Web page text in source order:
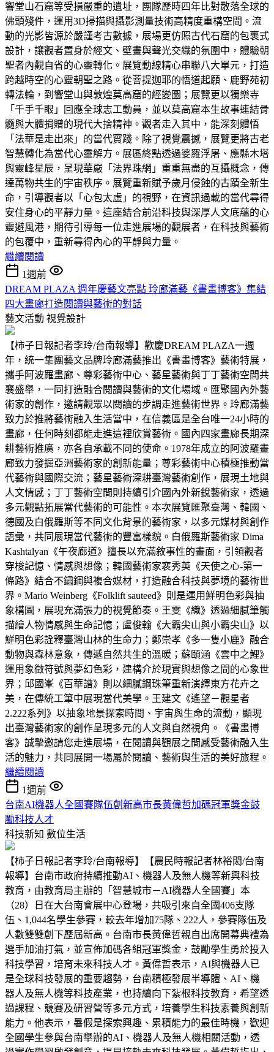
響堂山石窟等受損嚴重的遺址，團隊歷時四年比對散落全球的
佛頭殘件，運用3D掃描與攝影測量技術高精度重構空間。流
動的光影皆源於嚴謹考古數據，展場更仿照古代石窟的包裹式
設計，讓觀者置身於經文、壁畫與聲光交織的氛圍中，體驗朝
聖者內觀自省的心靈轉化。展覽動線精心串聯八大單元，打造
跨越時空的心靈朝聖之路。從菩提迦耶的悟道起願、鹿野苑初
轉法輪，到響堂山與敦煌莫高窟的經變圖；展覽更以獨樂寺
「千手千眼」回應全球志工動員，並以莫高窟本生故事連結骨
髓與大體捐贈的現代大捨精神。觀者走入其中，能深刻體悟
「法華是走出來」的當代實踐。除了視覺震撼，展覽更將古老
智慧轉化為當代心靈解方。展區終點透過婆羅浮屠、應縣木塔
與靈峰星辰，呈現華嚴「法界珠網」重重無盡的互攝概念，傳
達萬物共生的宇宙秩序。展覽重新賦予歲月侵蝕的古蹟全新生
命，引導觀者以「心包太虛」的視野，在資訊過載的當代尋得
安住身心的平靜力量。這座結合前沿科技與深厚人文底蘊的心
靈避風港，期待引導每一位走進展場的觀展者，在科技與藝術
的包覆中，重新尋得內心的平靜與力量。
繼續閱讀
1週前
DREAM PLAZA 週年慶藝文亮點 玲廊滿藝《書畫博客》集結
四大畫廊打造閱讀與藝術的對話
藝文活動 視覺設計
【柿子日報記者李玲/台南報導】歡慶DREAM PLAZA一週
年，統一集團藝文品牌玲廊滿藝推出《書畫博客》藝術特展，
攜手阿波羅畫廊、尊彩藝術中心、藝星藝術與丁丁藝術空間共
襄盛舉，一同打造融合閱讀與藝術的文化場域。匯聚國內外藝
術家的創作，邀請觀眾以閱讀的步調走進藝術世界。玲廊滿藝
致力於推將藝術融入生活當中，在信義區是全台唯一24小時的
畫廊，任何時刻都能走進這裡欣賞藝術。國內四家畫廊長期深
耕藝術推廣，亦各自承載不同的使命。1978年成立的阿波羅畫
廊致力發掘亞洲藝術家的創新能量；尊彩藝術中心積極推動當
代藝術與國際交流；藝星藝術深耕臺灣藝術創作，展現土地與
人文情感；丁丁藝術空間則持續引介國內外新銳藝術家，透過
多元觀點拓展當代藝術的可能性。本次展覽匯聚臺灣、韓國、
德國及白俄羅斯等不同文化背景的藝術家，以多元媒材與創作
語彙，共同展現當代藝術的豐富樣貌。白俄羅斯藝術家 Dima
Kashtalyan《午夜廊道》擅長以充滿敘事性的畫面，引領觀者
穿梭記憶、情感與想像；韓國藝術家裵秀英《天使之心-第一
條路》結合不鏽鋼與複合媒材，打造融合科技與夢境的藝術世
界。Mario Weinberg《Folklift sauteed》則是運用鮮明色彩與抽
象構圖，展現充滿張力的視覺節奏。王雯《織》透過細膩筆觸
描繪人物情感與生命記憶；盧俊翰《大霸尖山與小霸尖山》以
鮮明色彩詮釋臺灣山林的生命力；鄭崇孝《多一隻小鹿》融合
動物與森林意象，傳遞自然共生的溫暖；蘇頤涵《雲中之鯉》
運用象徵符號與夢幻色彩，建構介於現實與想像之間的心象世
界；邱國峯《百華譜》則以細膩鋼珠筆重新演繹東方花卉之
美，在傳統工筆中展現當代美學。王建文《遙望－觀星者
2.222系列》以抽象地景探索時間、宇宙與生命的流動，顯現
出臺灣藝術家的創作呈現多元的人文與自然視角。《書畫博
客》誠摯邀請您走進展場，在閱讀與觀展之間感受藝術融入生
活的魅力，共同展開一場屬於閱讀、藝術與生活的美好旅程。
繼續閱讀
1週前
台南AI機器人全國賽隊伍創新高市長黃偉哲加碼冠軍獎金鼓
勵科技人才
科技新知 數位生活
【柿子日報記者李玲/台南報導】【農民時報記者林裕閎/台南
報導】台南市政府持續推動AI、機器人及無人機等新興科技
教育，由教育局主辦的「智慧城市－AI機器人全國賽」本
（28）日在大台南會展中心登場，共吸引來自全國406支隊
伍、1,044名學生參賽，較去年增加75隊、222人，參賽隊伍及
人數雙雙創下歷屆新高。台南市長黃偉哲親自出席開幕典禮為
選手加油打氣，並宣佈加碼各組冠軍獎金，鼓勵學生勇於投入
科技學習，培育未來科技人才。黃偉哲表示，AI與機器人已
是全球科技發展的重要趨勢，台南積極發展半導體、AI、機
器人及無人機等科技產業，也持續向下紮根科技教育，希望透
過課程、競賽及研習營等多元方式，培養學生科技素養與創新
能力。他表示，暑假是探索興趣、累積能力的最佳時機，歡迎
全國學生參與台南舉辦的AI、機器人及無人機相關活動，透